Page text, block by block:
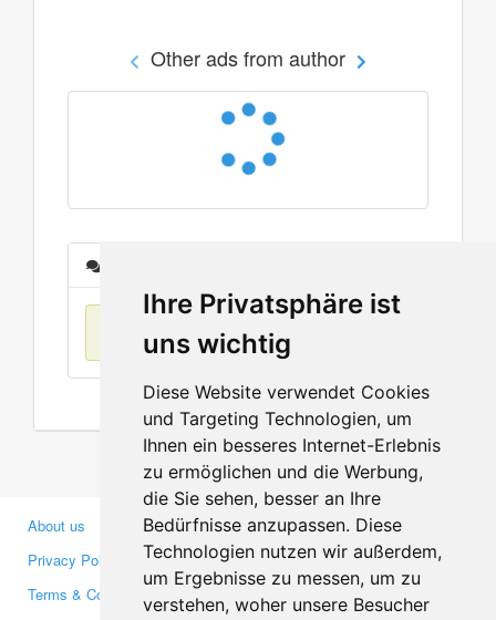
Ihre Privatsphäre ist
uns wichtig
Diese Website verwendet Cookies
und Targeting Technologien, um
Ihnen ein besseres Internet-Erlebnis
zu ermöglichen und die Werbung,
die Sie sehen, besser an Ihre
Bedürfnisse anzupassen. Diese
Technologien nutzen wir außerdem,
um Ergebnisse zu messen, um zu
verstehen, woher unsere Besucher
Other ads from author
No items found
About us
Privacy Policy
Terms & Conditions
Business Partners
Investors